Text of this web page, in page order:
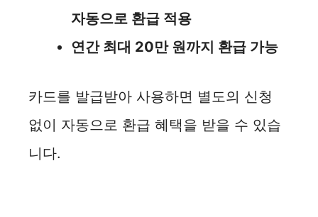
i
d
e
자동으로 환급 적용
연간 최대 20만 원까지 환급 가능
카드를 발급받아 사용하면 별도의 신청
없이 자동으로 환급 혜택을 받을 수 있습
니다.